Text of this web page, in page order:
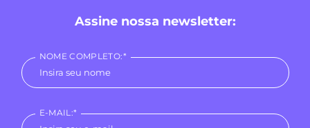
Assine nossa newsletter:
NOME COMPLETO:*
E-MAIL:*